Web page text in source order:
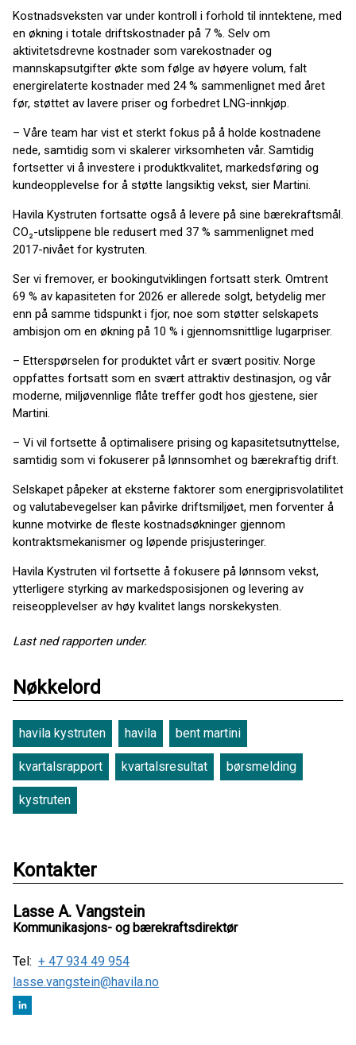
Kostnadsveksten var under kontroll i forhold til inntektene, med
en økning i totale driftskostnader på 7 %. Selv om
aktivitetsdrevne kostnader som varekostnader og
mannskapsutgifter økte som følge av høyere volum, falt
energirelaterte kostnader med 24 % sammenlignet med året
før, støttet av lavere priser og forbedret LNG-innkjøp.
– Våre team har vist et sterkt fokus på å holde kostnadene
nede, samtidig som vi skalerer virksomheten vår. Samtidig
fortsetter vi å investere i produktkvalitet, markedsføring og
kundeopplevelse for å støtte langsiktig vekst, sier Martini.
Havila Kystruten fortsatte også å levere på sine bærekraftsmål.
CO₂-utslippene ble redusert med 37 % sammenlignet med
2017-nivået for kystruten.
Ser vi fremover, er bookingutviklingen fortsatt sterk. Omtrent
69 % av kapasiteten for 2026 er allerede solgt, betydelig mer
enn på samme tidspunkt i fjor, noe som støtter selskapets
ambisjon om en økning på 10 % i gjennomsnittlige lugarpriser.
– Etterspørselen for produktet vårt er svært positiv. Norge
oppfattes fortsatt som en svært attraktiv destinasjon, og vår
moderne, miljøvennlige flåte treffer godt hos gjestene, sier
Martini.
– Vi vil fortsette å optimalisere prising og kapasitetsutnyttelse,
samtidig som vi fokuserer på lønnsomhet og bærekraftig drift.
Selskapet påpeker at eksterne faktorer som energiprisvolatilitet
og valutabevegelser kan påvirke driftsmiljøet, men forventer å
kunne motvirke de fleste kostnadsøkninger gjennom
kontraktsmekanismer og løpende prisjusteringer.
Havila Kystruten vil fortsette å fokusere på lønnsom vekst,
ytterligere styrking av markedsposisjonen og levering av
reiseopplevelser av høy kvalitet langs norskekysten.
Last ned rapporten under.
Nøkkelord
havila kystruten havila bent martini
kvartalsrapport kvartalsresultat børsmelding
kystruten
Kontakter
Lasse A. Vangstein
Kommunikasjons- og bærekraftsdirektør
Tel: + 47 934 49 954
lasse.vangstein@havila.no